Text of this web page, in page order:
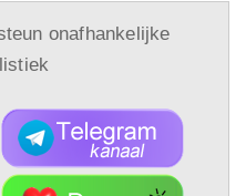
onafhankelijke